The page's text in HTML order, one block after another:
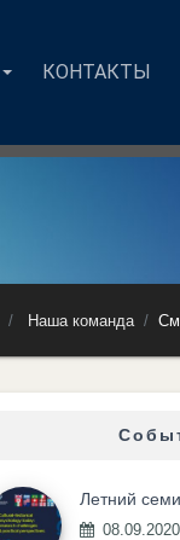
КОНТАКТЫ
Наша команда
Летний
08.09.2020